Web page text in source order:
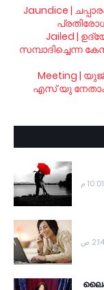
Jaundice |
Jailed |
സമ്പാദിച്ചെന്ന
Meeting |
എസ് യു
10:01 م
2:14 ص